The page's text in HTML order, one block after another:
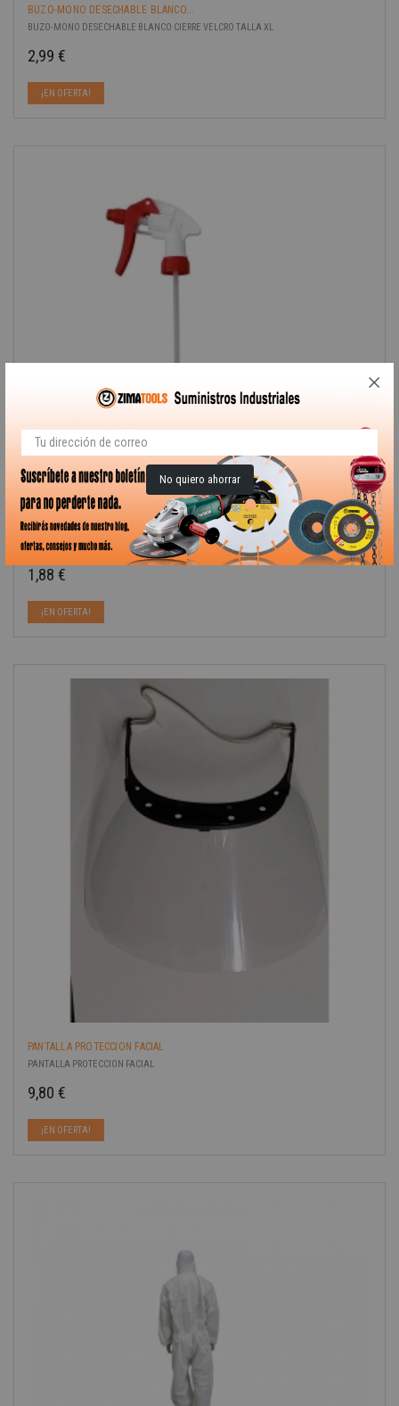
BUZO-MONO DESECHABLE BLANCO...
BUZO-MONO DESECHABLE BLANCO CIERRE VELCRO TALLA XL
2,99 €
¡EN OFERTA!
PULVERIZADOR ATOMIZADOR...
PULVERIZADOR ATOMIZADOR CANYON 3A SUPER-ROJO-220mm
1,88 €
¡EN OFERTA!
PANTALLA PROTECCION FACIAL
PANTALLA PROTECCION FACIAL
9,80 €
¡EN OFERTA!
No quiero ahorrar